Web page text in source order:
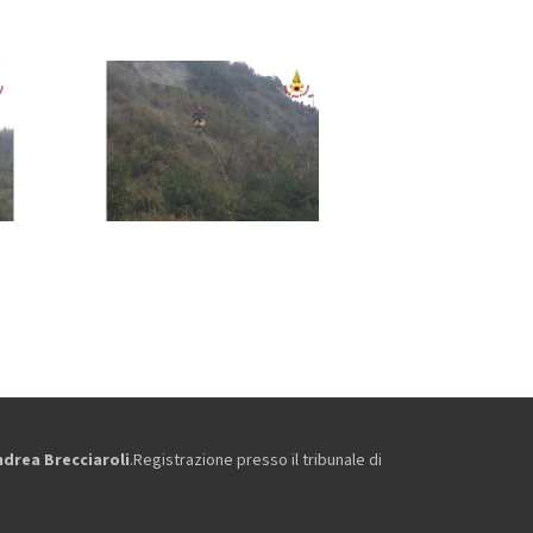
Brecciaroli.Registrazione presso il tribunale di